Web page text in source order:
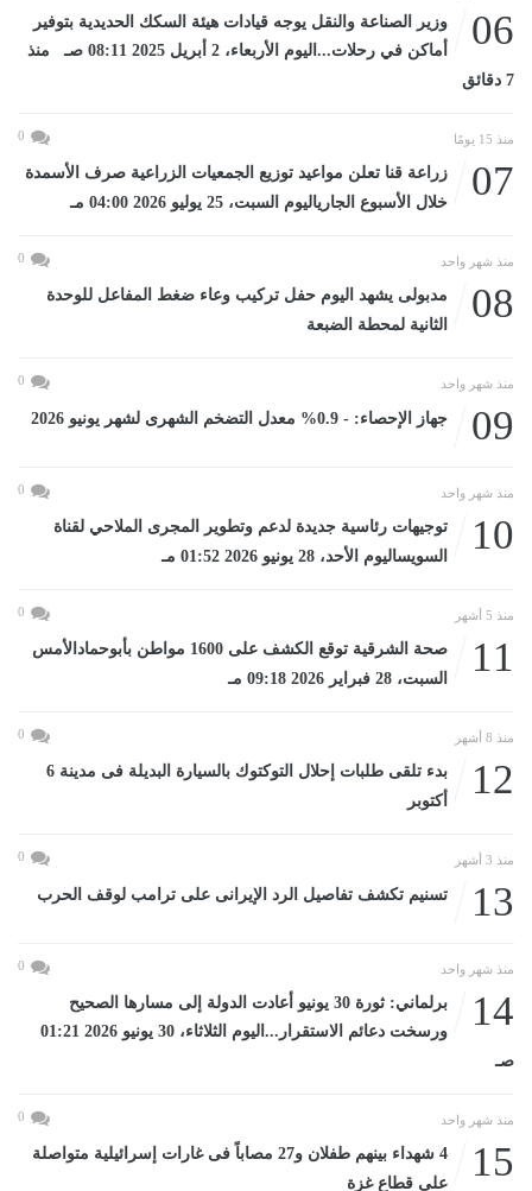
06
وزير الصناعة والنقل يوجه قيادات هيئة السكك الحديدية بتوفير
أماكن في رحلات...اليوم الأربعاء، 2 أبريل 2025 08:11 صـ منذ
7 دقائق
منذ 15 يومًا 0
07
زراعة قنا تعلن مواعيد توزيع الجمعيات الزراعية صرف الأسمدة
خلال الأسبوع الجارياليوم السبت، 25 يوليو 2026 04:00 مـ
منذ شهر واحد 0
08
مدبولى يشهد اليوم حفل تركيب وعاء ضغط المفاعل للوحدة
الثانية لمحطة الضبعة
منذ شهر واحد 0
09 جهاز الإحصاء: - 0.9% معدل التضخم الشهرى لشهر يونيو 2026
منذ شهر واحد 0
10
توجيهات رئاسية جديدة لدعم وتطوير المجرى الملاحي لقناة
السويساليوم الأحد، 28 يونيو 2026 01:52 مـ
منذ 5 أشهر 0
11
صحة الشرقية توقع الكشف على 1600 مواطن بأبوحمادالأمس
السبت، 28 فبراير 2026 09:18 مـ
منذ 8 أشهر 0
12
بدء تلقى طلبات إحلال التوكتوك بالسيارة البديلة فى مدينة 6
أكتوبر
منذ 3 أشهر 0
13 تسنيم تكشف تفاصيل الرد الإيرانى على ترامب لوقف الحرب
منذ شهر واحد 0
14
برلماني: ثورة 30 يونيو أعادت الدولة إلى مسارها الصحيح
ورسخت دعائم الاستقرار...اليوم الثلاثاء، 30 يونيو 2026 01:21
صـ
منذ شهر واحد 0
15
4 شهداء بينهم طفلان و27 مصاباً فى غارات إسرائيلية متواصلة
على قطاع غزة